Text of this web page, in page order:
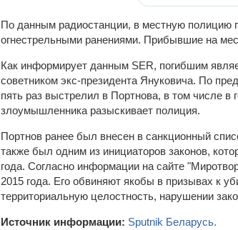
По данным радиостанции, в местную полицию
огнестрельными ранениями. Прибывшие на
Как информирует данным SER, погибшим
советником экс-президента Януковича. По
пять раз выстрелил в Портнова, в том числе
злоумышленника разыскивает полиция.
Портнов ранее был внесен в санкционный
также был одним из инициаторов законов,
года. Согласно информации на сайте
2015 года. Его обвиняют якобы в призывах к
территориальную целостность, нарушении
Источник информации: Sputnik Беларусь.